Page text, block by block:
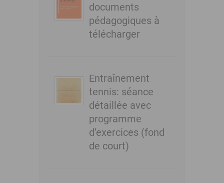
documents
pédagogiques à
télécharger
Entraînement
tennis: séance
détaillée avec
programme
d’exercices (fond
de court)